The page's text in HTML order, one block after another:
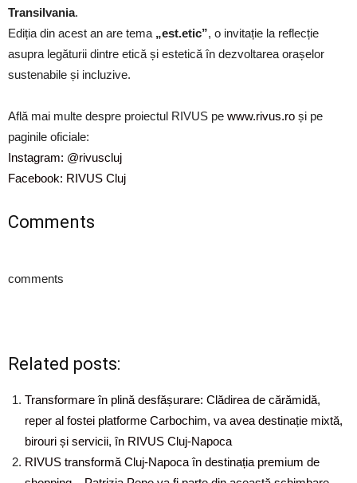
Transilvania.
Ediția din acest an are tema „est.etic”, o invitație la reflecție
asupra legăturii dintre etică și estetică în dezvoltarea orașelor
sustenabile și incluzive.
Află mai multe despre proiectul RIVUS pe www.rivus.ro și pe
paginile oficiale:
Instagram: @rivuscluj
Facebook: RIVUS Cluj
Comments
comments
Related posts:
Transformare în plină desfășurare: Clădirea de cărămidă,
reper al fostei platforme Carbochim, va avea destinație mixtă,
birouri și servicii, în RIVUS Cluj-Napoca
RIVUS transformă Cluj-Napoca în destinația premium de